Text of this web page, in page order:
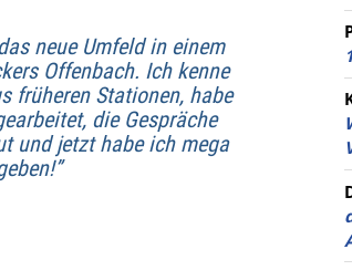
neue Umfeld in einem
Offenbach. Ich kenne
früheren Stationen, habe
die Gespräche
und jetzt habe ich mega